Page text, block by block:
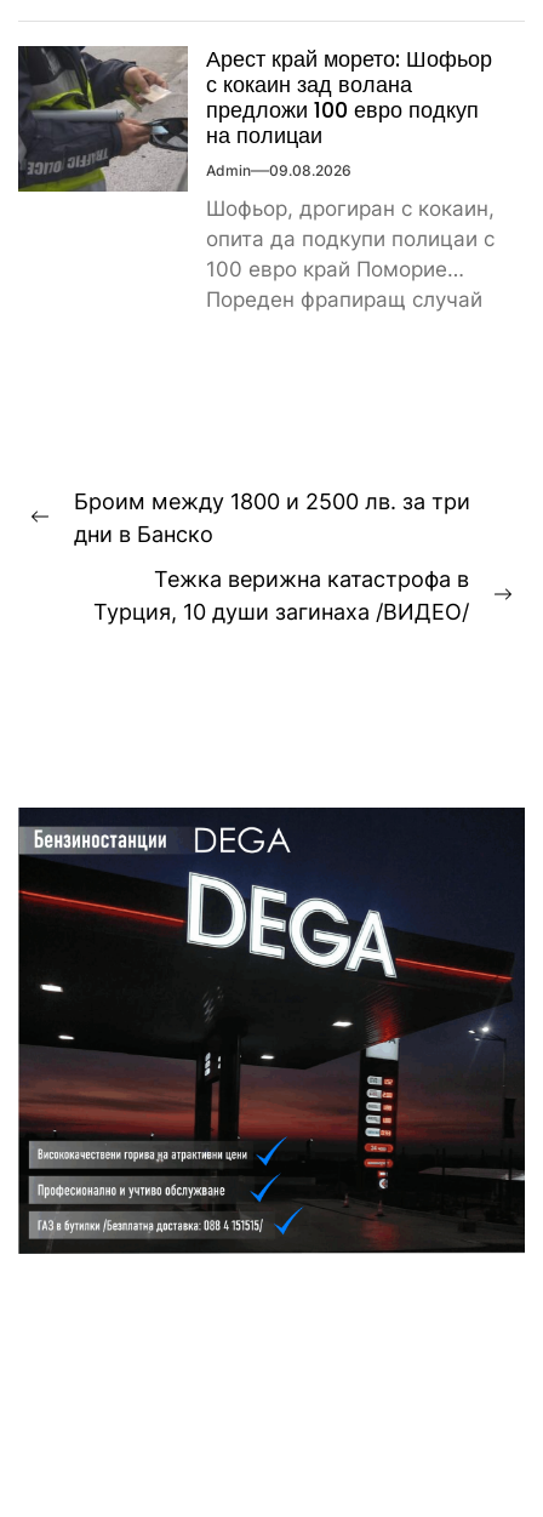
Арест край морето: Шофьор
с кокаин зад волана
предложи 100 евро подкуп
на полицаи
Admin 09.08.2026
Шофьор, дрогиран с кокаин,
опита да подкупи полицаи с
100 евро край Поморие
Пореден фрапиращ случай
Навигация
Previous
Броим между 1800 и 2500 лв. за три
дни в Банско
Тежка верижна катастрофа в
Турция, 10 души загинаха /ВИДЕО/